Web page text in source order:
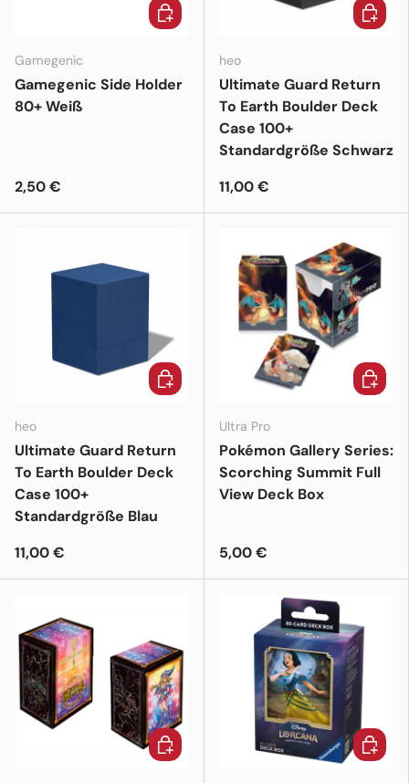
Gamegenic
Gamegenic Side Holder
80+ Weiß
2,50 €
In den Warenkorb
heo
Ultimate Guard Return
To Earth Boulder Deck
Case 100+
Standardgröße Schwarz
11,00 €
In den
heo
Ultimate Guard Return
To Earth Boulder Deck
Case 100+
Standardgröße Blau
11,00 €
In den Warenkorb
Ultra Pro
Pokémon Gallery Series:
Scorching Summit Full
View Deck Box
5,00 €
In den
In den Warenkorb In den